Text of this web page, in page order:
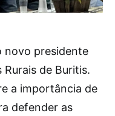
novo presidente
de Buritis.
a importância de
defender as